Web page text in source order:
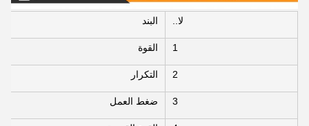
لا.. البند
1 القوة
2 التكرار
3 ضغط العمل